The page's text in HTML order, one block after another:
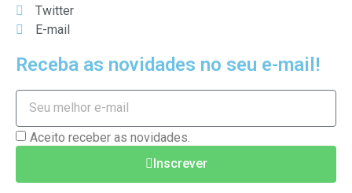
Twitter
E-mail
Receba as novidades no seu e-mail!
Aceito receber as novidades.
Inscrever